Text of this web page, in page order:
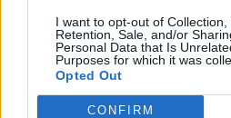
I want to opt-out of Collection,
Retention, Sale, and/or
Personal Data that Is
Purposes for which it was
Opted Out
CONFIRM
Λακωνία: Το τελευταίο
ουρανός» του Μιχάλη που
08/08/2026 09:05